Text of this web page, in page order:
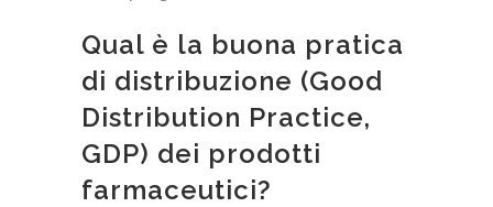
Qual è la buona pratica
di distribuzione (Good
Distribution Practice,
GDP) dei prodotti
farmaceutici?